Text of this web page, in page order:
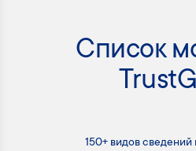
Список
150+ видов